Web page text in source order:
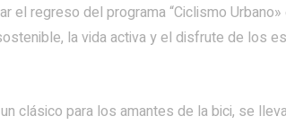
el regreso del programa “Ciclismo
la vida activa y el disfrute de los
clásico para los amantes de la bici, se